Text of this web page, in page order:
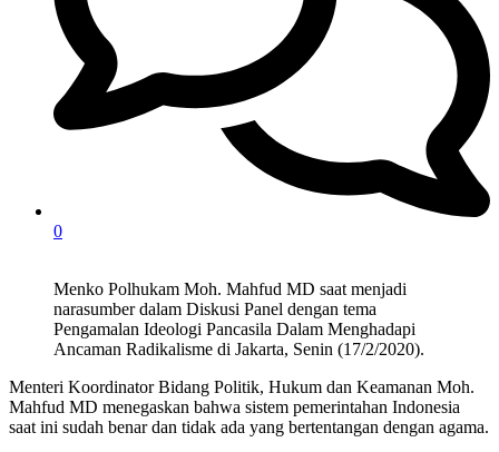
0
Menko Polhukam Moh. Mahfud MD saat menjadi
narasumber dalam Diskusi Panel dengan tema
Pengamalan Ideologi Pancasila Dalam Menghadapi
Ancaman Radikalisme di Jakarta, Senin (17/2/2020).
Menteri Koordinator Bidang Politik, Hukum dan Keamanan Moh.
Mahfud MD menegaskan bahwa sistem pemerintahan Indonesia
saat ini sudah benar dan tidak ada yang bertentangan dengan agama.